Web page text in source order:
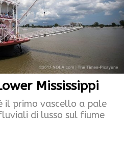
Mississippi
è il primo vascello a pale
di lusso sul fiume